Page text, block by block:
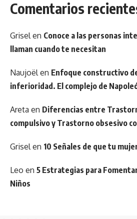
Comentarios
Griselen Conoce a las personas
llaman cuando te necesitan
Naujoëlen Enfoque constructivo
inferioridad. El complejo de
Areta en Diferencias entre
compulsivo y Trastorno obsesivo
Griselen 10 Señales de que tu
Leo en 5 Estrategias para
Niños